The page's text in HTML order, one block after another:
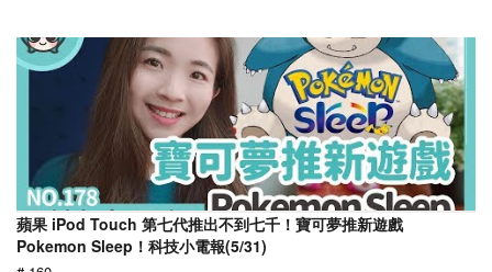
蘋果 iPod Touch 第七代推出不到七千！寶可夢推新遊戲
Pokemon Sleep！科技小電報(5/31)